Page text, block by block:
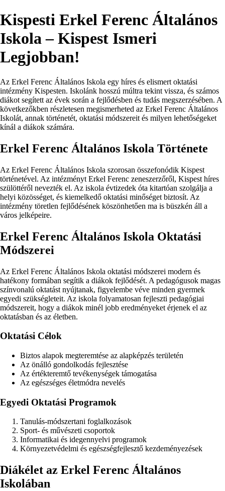
Kispesti Erkel Ferenc Általános
Iskola – Kispest Ismeri
Legjobban!
Az Erkel Ferenc Általános Iskola egy híres és elismert oktatási
intézmény Kispesten. Iskolánk hosszú múltra tekint vissza, és számos
diákot segített az évek során a fejlődésben és tudás megszerzésében. A
következőkben részletesen megismerheted az Erkel Ferenc Általános
Iskolát, annak történetét, oktatási módszereit és milyen lehetőségeket
kínál a diákok számára.
Erkel Ferenc Általános Iskola Története
Az Erkel Ferenc Általános Iskola szorosan összefonódik Kispest
történetével. Az intézményt Erkel Ferenc zeneszerzőről, Kispest híres
szülöttéről nevezték el. Az iskola évtizedek óta kitartóan szolgálja a
helyi közösséget, és kiemelkedő oktatási minőséget biztosít. Az
intézmény töretlen fejlődésének köszönhetően ma is büszkén áll a
város jelképeire.
Erkel Ferenc Általános Iskola Oktatási
Módszerei
Az Erkel Ferenc Általános Iskola oktatási módszerei modern és
hatékony formában segítik a diákok fejlődését. A pedagógusok magas
színvonalú oktatást nyújtanak, figyelembe véve minden gyermek
egyedi szükségleteit. Az iskola folyamatosan fejleszti pedagógiai
módszereit, hogy a diákok minél jobb eredményeket érjenek el az
oktatásban és az életben.
Oktatási Célok
Biztos alapok megteremtése az alapképzés területén
Az önálló gondolkodás fejlesztése
Az értékteremtő tevékenységek támogatása
Az egészséges életmódra nevelés
Egyedi Oktatási Programok
Tanulás-módszertani foglalkozások
Sport- és művészeti csoportok
Informatikai és idegennyelvi programok
Környezetvédelmi és egészségfejlesztő kezdeményezések
Diákélet az Erkel Ferenc Általános
Iskolában